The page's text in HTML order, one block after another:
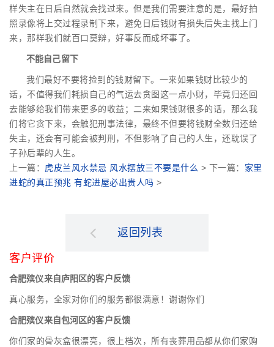
样失主在日后自然就会找过来。但是我们需要注意的是，最好拍
照录像将上交过程录制下来，避免日后钱财有损失后失主找上门
来，那样我们就百口莫辩，好事反而成坏事了。
不能自己留下
我们最好不要将捡到的钱财留下。一来如果钱财比较少的
话，不值得我们耗损自己的气运去贪图这一点小财，毕竟归还回
去能够给我们带来更多的收益；二来如果钱财很多的话，那么我
们将它贪下来，会触犯刑事法律，最终不但要将钱财全数归还给
失主，还会有可能会被判刑，不但影响了自己的人生，还耽误了
子孙后辈的人生。
上一篇： 虎皮兰风水禁忌 风水摆放三不要是什么 > 下一篇： 家里
进蛇的真正预兆 有蛇进屋必出贵人吗 >
返回列表
客户评价
合肥殡仪来自庐阳区的客户反馈
真心服务，全家对你们的服务都很满意！谢谢你们
合肥殡仪来自包河区的客户反馈
你们家的骨灰盒很漂亮，很上档次，所有丧葬用品都从你们家购